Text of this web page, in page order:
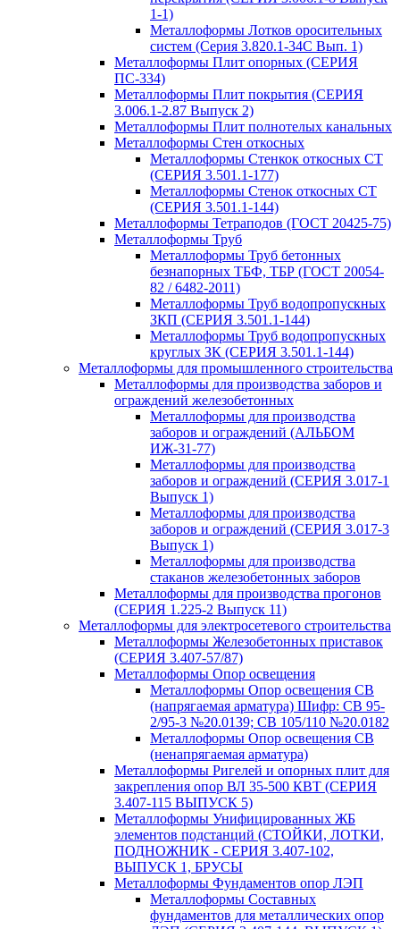
1-1)
Металлоформы Лотков оросительных
систем (Серия 3.820.1-34С Вып. 1)
Металлоформы Плит опорных (СЕРИЯ
ПС-334)
Металлоформы Плит покрытия (СЕРИЯ
3.006.1-2.87 Выпуск 2)
Металлоформы Плит полнотелых канальных
Металлоформы Стен откосных
Металлоформы Стенкок откосных СТ
(СЕРИЯ 3.501.1-177)
Металлоформы Стенок откосных СТ
(СЕРИЯ 3.501.1-144)
Металлоформы Тетраподов (ГОСТ 20425-75)
Металлоформы Труб
Металлоформы Труб бетонных
безнапорных ТБФ, ТБР (ГОСТ 20054-
82 / 6482-2011)
Металлоформы Труб водопропускных
ЗКП (СЕРИЯ 3.501.1-144)
Металлоформы Труб водопропускных
круглых ЗК (СЕРИЯ 3.501.1-144)
Металлоформы для промышленного строительства
Металлоформы для производства заборов и
ограждений железобетонных
Металлоформы для производства
заборов и ограждений (АЛЬБОМ
ИЖ-31-77)
Металлоформы для производства
заборов и ограждений (СЕРИЯ 3.017-1
Выпуск 1)
Металлоформы для производства
заборов и ограждений (СЕРИЯ 3.017-3
Выпуск 1)
Металлоформы для производства
стаканов железобетонных заборов
Металлоформы для производства прогонов
(СЕРИЯ 1.225-2 Выпуск 11)
Металлоформы для электросетевого строительства
Металлоформы Железобетонных приставок
(СЕРИЯ 3.407-57/87)
Металлоформы Опор освещения
Металлоформы Опор освещения СВ
(напрягаемая арматура) Шифр: СВ 95-
2/95-3 №20.0139; СВ 105/110 №20.0182
Металлоформы Опор освещения СВ
(ненапрягаемая арматура)
Металлоформы Ригелей и опорных плит для
закрепления опор ВЛ 35-500 КВТ (СЕРИЯ
3.407-115 ВЫПУСК 5)
Металлоформы Унифицированных ЖБ
элементов подстанций (СТОЙКИ, ЛОТКИ,
ПОДНОЖНИК - СЕРИЯ 3.407-102,
ВЫПУСК 1, БРУСЫ
Металлоформы Фундаментов опор ЛЭП
Металлоформы Составных
фундаментов для металлических опор